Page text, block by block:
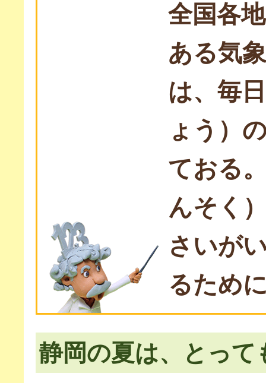
全国各
ある気
は、毎
ょう）
ておる
んそく
さいが
るため
静岡の夏は、とって